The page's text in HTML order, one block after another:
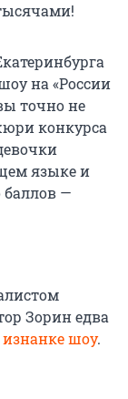
на «России
точно не
конкурса
языке и
баллов —
Зорин едва
изнанке шоу.